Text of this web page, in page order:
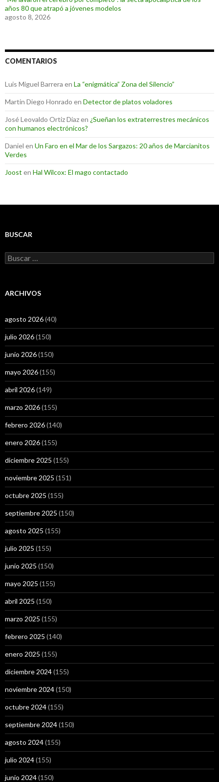
años 80 que atrapó a jóvenes modelos
agosto 8, 2026
COMENTARIOS
Luis Miguel Barrera en La “enigmática” Zona del Silencio”
Martin Diego Honrado en Detector de platos voladores
José Leovaldo Ortiz Díazen ¿Sueñan los extraterrestres mecánicos
con humanos electrónicos?
Daniel en Un Faro en el Mar de los Sargazos: 20 años de Marcianitos
Verdes
Joost en Hal Wilcox: El mago contactado
BUSCAR
Buscar:
ARCHIVOS
agosto 2026(40)
julio 2026(150)
junio 2026(150)
mayo 2026(155)
abril 2026(149)
marzo 2026(155)
febrero 2026(140)
enero 2026(155)
diciembre 2025 (155)
noviembre 2025 (151)
octubre 2025 (155)
septiembre 2025 (150)
agosto 2025 (155)
julio 2025 (155)
junio 2025 (150)
mayo 2025 (155)
abril 2025 (150)
marzo 2025 (155)
febrero 2025 (140)
enero 2025 (155)
diciembre 2024(155)
noviembre 2024(150)
octubre 2024(155)
septiembre 2024(150)
agosto 2024(155)
julio 2024(155)
junio 2024(150)